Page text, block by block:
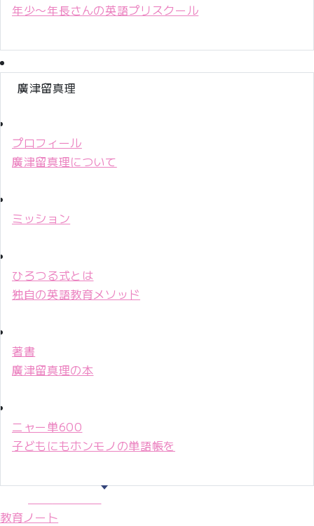
年少〜年長さんの英語プリスクール
廣津留真理
プロフィール
廣津留真理について
ミッション
ひろつる式とは
独自の英語教育メソッド
著書
廣津留真理の本
ニャー単600
子どもにもホンモノの単語帳を
教育ノート